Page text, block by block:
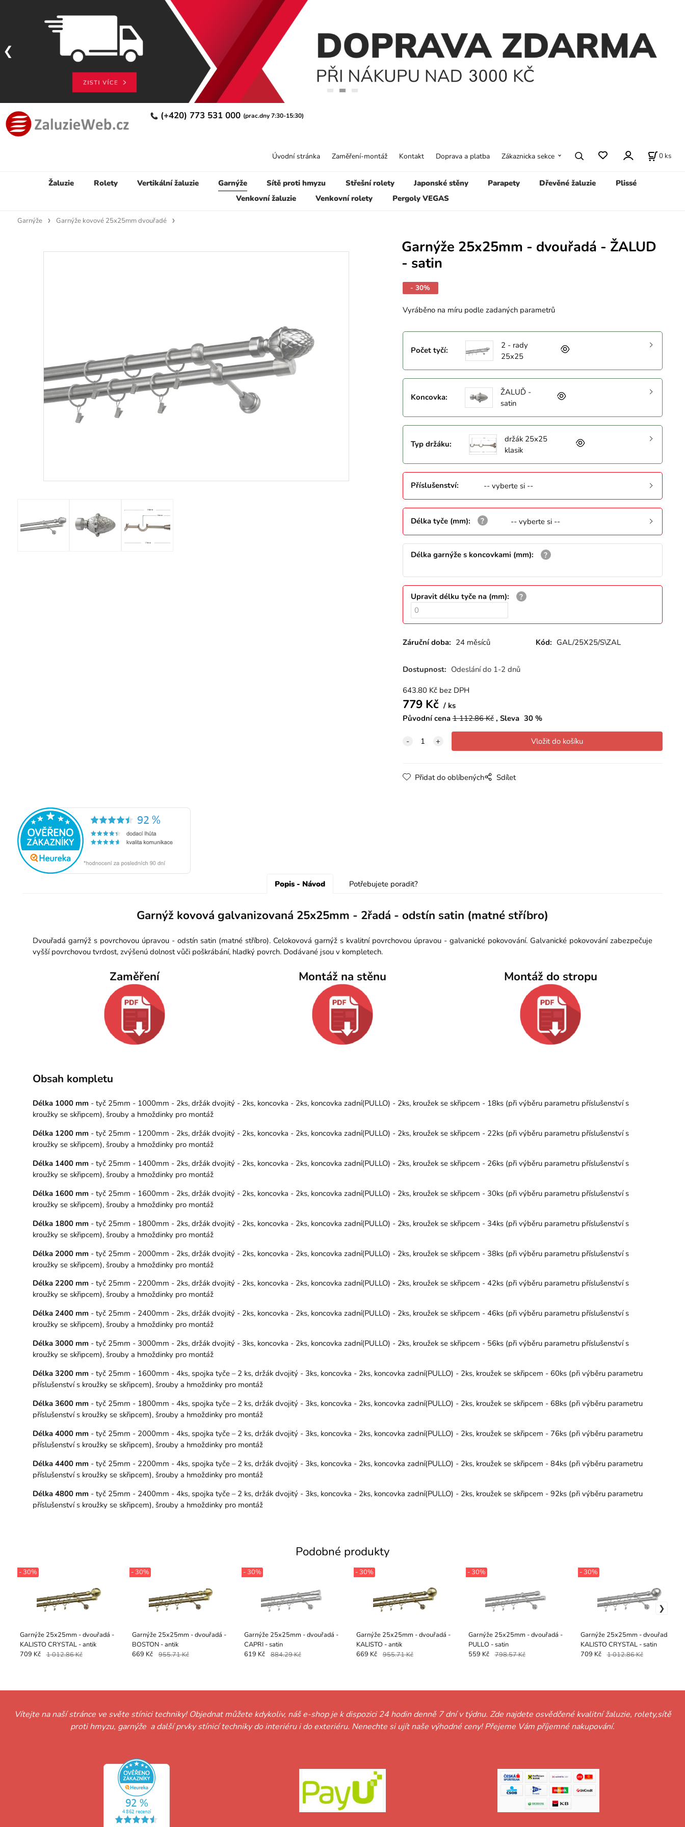
(+420) 773 531 000 (prac.dny 7:30-15:30)
Žaluzie Rolety Vertikální žaluzie Garnýže Sítě proti hmyzu Střešní rolety Japonské stěny Parapety Dřevěné žaluzie
Plissé
Venkovní žaluzie
Venkovní rolety Pergoly VEGAS
Úvodní stránka Zaměření-montáž Kontakt Doprava a platba Zákaznicka sekce 0 ks
Garnýže Garnýže kovové 25x25mm dvouřadé
Garnýže 25x25mm - dvouřadá - ŽALUD
- satin
- 30%
Vyráběno na míru podle zadaných parametrů
Počet tyčí:
2 - rady
25x25
Koncovka:
ŽALUĎ -
satin
Typ držáku:
držák 25x25
klasik
Příslušenství: -- vyberte si --
Délka tyče (mm): -- vyberte si --
Délka garnýže s koncovkami (mm):
Upravit délku tyče na (mm):
Záruční doba: 24 měsíců Kód: GAL/25X25/S\ZAL
Dostupnost: Odeslání do 1-2 dnů
643.80Kč bez DPH
779Kč
ks
Původní cena 1 112.86Kč Sleva 30%
Přidat do oblíbených Sdílet
Popis - Návod Potřebujete poradit?
Garnýž kovová galvanizovaná 25x25mm - 2řadá - odstín satin (matné stříbro)
Dvouřadá garnýž s povrchovou úpravou - odstín satin (matné stříbro). Celokovová garnýž s kvalitní povrchovou úpravou - galvanické pokovování. Galvanické pokovování zabezpečuje
vyšší povrchovou tvrdost, zvýšenú dolnost vůči poškrábání, hladký povrch. Dodávané jsou v kompletech.
Zaměření Montáž na stěnu Montáž do stropu
Obsah kompletu
Délka 1000 mm - tyč 25mm - 1000mm - 2ks, držák dvojitý - 2ks, koncovka - 2ks, koncovka zadní(PULLO) - 2ks, kroužek se skřipcem - 18ks (při výběru parametru příslušenství s
kroužky se skřipcem), šrouby a hmoždinky pro montáž
Délka 1200 mm - tyč 25mm - 1200mm - 2ks, držák dvojitý - 2ks, koncovka - 2ks, koncovka zadní(PULLO) - 2ks, kroužek se skřipcem - 22ks (při výběru parametru příslušenství s
kroužky se skřipcem), šrouby a hmoždinky pro montáž
Délka 1400 mm - tyč 25mm - 1400mm - 2ks, držák dvojitý - 2ks, koncovka - 2ks, koncovka zadní(PULLO) - 2ks, kroužek se skřipcem - 26ks (při výběru parametru příslušenství s
kroužky se skřipcem), šrouby a hmoždinky pro montáž
Délka 1600 mm - tyč 25mm - 1600mm - 2ks, držák dvojitý - 2ks, koncovka - 2ks, koncovka zadní(PULLO) - 2ks, kroužek se skřipcem - 30ks (při výběru parametru příslušenství s
kroužky se skřipcem), šrouby a hmoždinky pro montáž
Délka 1800 mm - tyč 25mm - 1800mm - 2ks, držák dvojitý - 2ks, koncovka - 2ks, koncovka zadní(PULLO) - 2ks, kroužek se skřipcem - 34ks (při výběru parametru příslušenství s
kroužky se skřipcem), šrouby a hmoždinky pro montáž
Délka 2000 mm - tyč 25mm - 2000mm - 2ks, držák dvojitý - 2ks, koncovka - 2ks, koncovka zadní(PULLO) - 2ks, kroužek se skřipcem - 38ks (při výběru parametru příslušenství s
kroužky se skřipcem), šrouby a hmoždinky pro montáž
Délka 2200 mm - tyč 25mm - 2200mm - 2ks, držák dvojitý - 2ks, koncovka - 2ks, koncovka zadní(PULLO) - 2ks, kroužek se skřipcem - 42ks (při výběru parametru příslušenství s
kroužky se skřipcem), šrouby a hmoždinky pro montáž
Délka 2400 mm - tyč 25mm - 2400mm - 2ks, držák dvojitý - 2ks, koncovka - 2ks, koncovka zadní(PULLO) - 2ks, kroužek se skřipcem - 46ks (při výběru parametru příslušenství s
kroužky se skřipcem), šrouby a hmoždinky pro montáž
Délka 3000 mm - tyč 25mm - 3000mm - 2ks, držák dvojitý - 3ks, koncovka - 2ks, koncovka zadní(PULLO) - 2ks, kroužek se skřipcem - 56ks (při výběru parametru příslušenství s
kroužky se skřipcem), šrouby a hmoždinky pro montáž
Délka 3200 mm - tyč 25mm - 1600mm - 4ks, spojka tyče – 2 ks, držák dvojitý - 3ks, koncovka - 2ks, koncovka zadní(PULLO) - 2ks, kroužek se skřipcem - 60ks (při výběru parametru
příslušenství s kroužky se skřipcem), šrouby a hmoždinky pro montáž
Délka 3600 mm - tyč 25mm - 1800mm - 4ks, spojka tyče – 2 ks, držák dvojitý - 3ks, koncovka - 2ks, koncovka zadní(PULLO) - 2ks, kroužek se skřipcem - 68ks (při výběru parametru
příslušenství s kroužky se skřipcem), šrouby a hmoždinky pro montáž
Délka 4000 mm - tyč 25mm - 2000mm - 4ks, spojka tyče – 2 ks, držák dvojitý - 3ks, koncovka - 2ks, koncovka zadní(PULLO) - 2ks, kroužek se skřipcem - 76ks (při výběru parametru
příslušenství s kroužky se skřipcem), šrouby a hmoždinky pro montáž
Délka 4400 mm - tyč 25mm - 2200mm - 4ks, spojka tyče – 2 ks, držák dvojitý - 3ks, koncovka - 2ks, koncovka zadní(PULLO) - 2ks, kroužek se skřipcem - 84ks (při výběru parametru
příslušenství s kroužky se skřipcem), šrouby a hmoždinky pro montáž
Délka 4800 mm - tyč 25mm - 2400mm - 4ks, spojka tyče – 2 ks, držák dvojitý - 3ks, koncovka - 2ks, koncovka zadní(PULLO) - 2ks, kroužek se skřipcem - 92ks (při výběru parametru
příslušenství s kroužky se skřipcem), šrouby a hmoždinky pro montáž
Podobné produkty
Garnýže 25x25mm - dvouřadá -
KALISTO CRYSTAL - antik
- 30%
709 Kč 1 012.86 Kč
Garnýže 25x25mm - dvouřadá -
BOSTON - antik
- 30%
669 Kč 955.71 Kč
Garnýže 25x25mm - dvouřadá -
CAPRI - satin
- 30%
619 Kč 884.29 Kč
Garnýže 25x25mm - dvouřadá -
KALISTO - antik
- 30%
669 Kč 955.71 Kč
Garnýže 25x25mm - dvouřadá -
PULLO - satin
- 30%
559 Kč 798.57 Kč
Garnýže 25x25mm - dvouřadá -
KALISTO CRYSTAL - satin
- 30%
709 Kč 1 012.86 Kč
Vítejte na naší stránce ve světe stínici techniky! Objednat můžete kdykoliv, náš e-shop je k dispozici 24 hodin denně 7 dní v týdnu. Zde najdete osvědčené kvalitní žaluzie, rolety,sítě
proti hmyzu, garnýže a další prvky stínicí techniky do interiéru i do exteriéru. Nenechte si ujít naše výhodné ceny! Přejeme Vám příjemné nakupování.